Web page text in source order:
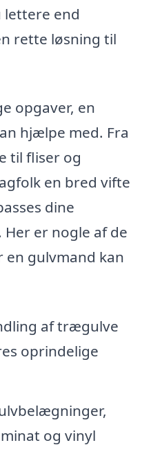
end
rette løsning til
opgaver, en
hjælpe med. Fra
til fliser og
en bred vifte
dine
er nogle af de
gulvmand kan
af trægulve
oprindelige
og vinyl